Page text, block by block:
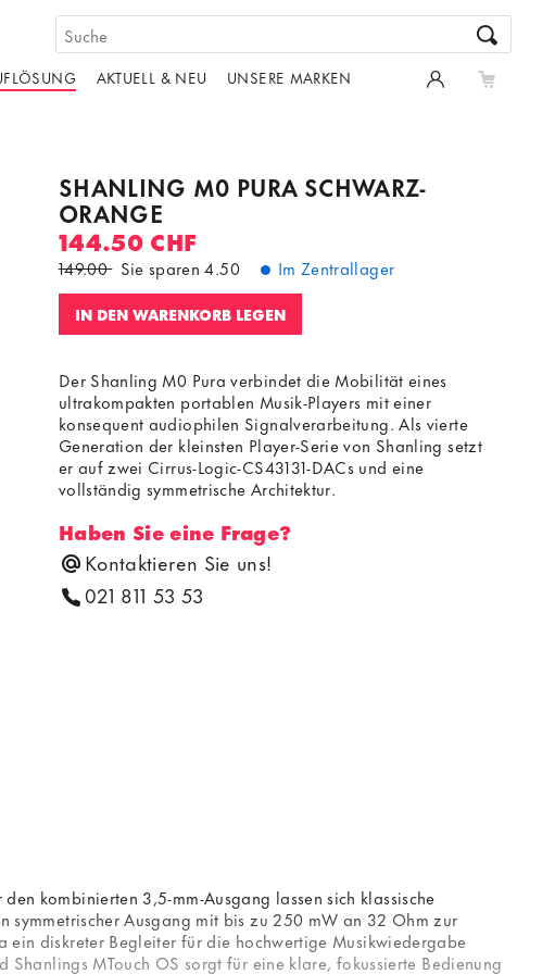
AKTUELL & NEU UNSERE MARKEN
SHANLING M0 PURA SCHWARZ-
ORANGE
144.50 CHF
149.00 Sie sparen4.50 Im Zentrallager
IN DEN WARENKORB LEGEN
Der Shanling M0 Pura verbindet die Mobilität eines
ultrakompakten portablen Musik-Players mit einer
konsequent audiophilen Signalverarbeitung. Als vierte
Generation der kleinsten Player-Serie von Shanling setzt
er auf zwei Cirrus-Logic-CS43131-DACs und eine
vollständig symmetrische Architektur.
Haben Sie eine Frage?
Kontaktieren Sie uns!
021 811 53 53
kombinierten 3,5-mm-Ausgang lassen sich klassische
Ausgang mit bis zu 250 mW an 32 Ohm zur
diskreter Begleiter für die hochwertige Musikwiedergabe
MTouch OS sorgt für eine klare, fokussierte Bedienung